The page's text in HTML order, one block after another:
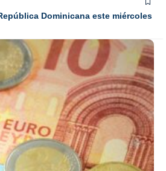
Dominicana este miércoles